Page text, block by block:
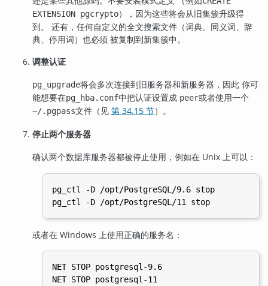
EXTENSION pgcrypto），因为这些将会从旧集簇升级得
到。 还有，任何自定义的全文搜索文件（词典、同义词、辞
典、停用词）也必须 被复制到新集簇中。
调整认证
pg_upgrade将会多次连接到旧服务器和新服务器，因此 你可
能想要在pg_hba.conf中把认证设置成 peer或者使用一个
~/.pgpass文件（见 第 34.15 节）。
停止两个服务器
确认两个数据库服务器都被停止使用，例如在 Unix 上可以：
pg_ctl -D /opt/PostgreSQL/9.6 stop
或者在 Windows 上使用正确的服务名：
NET STOP postgresql-9.6